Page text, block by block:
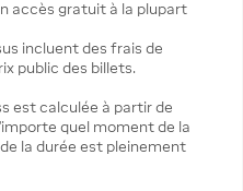
accès gratuit à la plupart
incluent des frais de
public des billets.
est calculée à partir de
quel moment de la
la durée est pleinement